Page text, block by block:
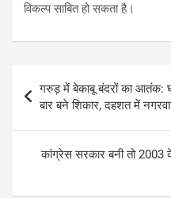
विकल्प साबित हो सकता है।
navigation
गरुड़ में बेकाबू बंदरों का आतंक:
बार बने शिकार, दहशत में
कांग्रेस सरकार बनी तो 2003 के